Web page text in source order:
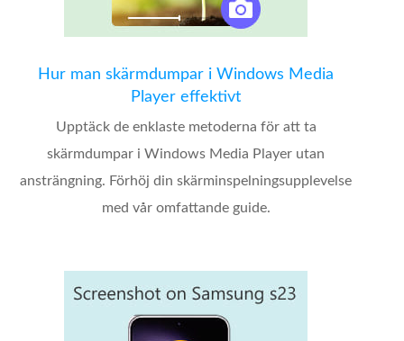
Hur man skärmdumpar i Windows Media
Player effektivt
Upptäck de enklaste metoderna för att ta
skärmdumpar i Windows Media Player utan
ansträngning. Förhöj din skärminspelningsupplevelse
med vår omfattande guide.